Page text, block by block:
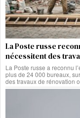
La Poste russe
nécessitent des
La Poste russe a reconnu
plus de 24 000 bureaux,
des travaux de rénovation